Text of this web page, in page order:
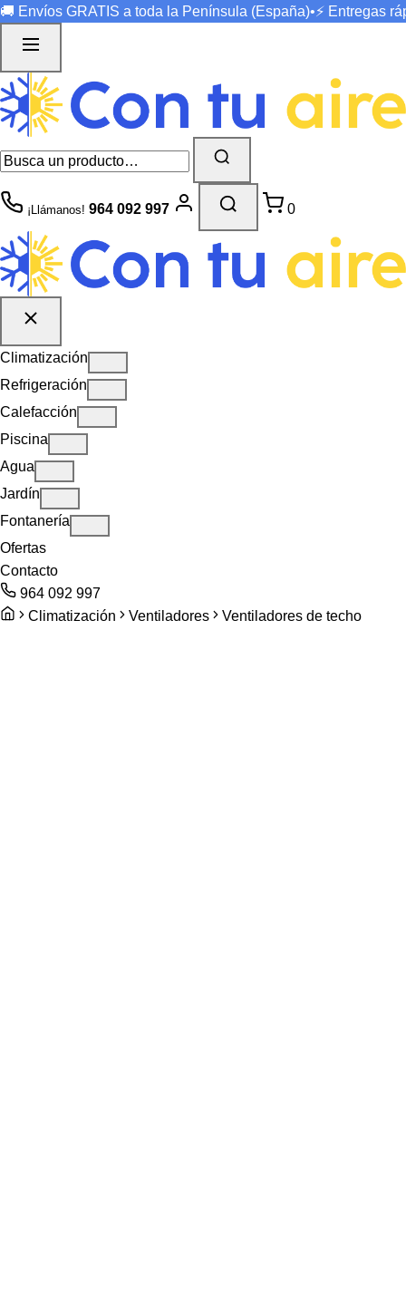
🚚 Envíos GRATIS a toda la Península (España)•⚡ Entregas
¡Llámanos! 964 092 997 0
Climatización
Refrigeración
Calefacción
Piscina
Agua
Jardín
Fontanería
Ofertas
Contacto
964 092 997
Climatización
Ventiladores Ventiladores de techo